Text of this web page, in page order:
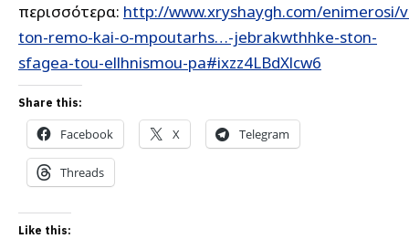
περισσότερα: http://www.xryshaygh.com/enimerosi/
ton-remo-kai-o-mpoutarhs…-jebrakwthhke-ston-
sfagea-tou-ellhnismou-pa#ixzz4LBdXlcw6
Share this:
Facebook X Telegram
Threads
Like this: